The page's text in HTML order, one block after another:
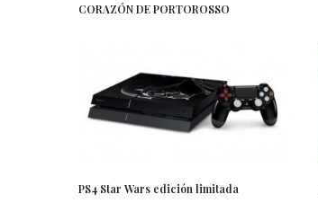
CORAZÓN DE PORTOROSSO
PS4 Star Wars edición limitada